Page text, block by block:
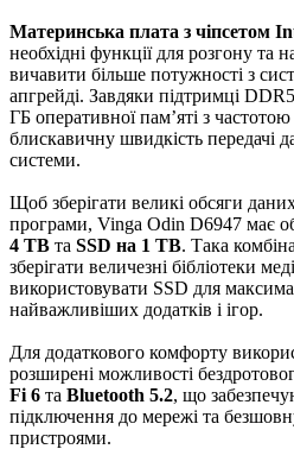
Материнська плата з чіпсетом
необхідні функції для розгону та
вичавити більше потужності з
апгрейді. Завдяки підтримці
ГБ оперативної пам’яті з
блискавичну швидкість передачі
системи.
Щоб зберігати великі обсяги
програми, Vinga Odin D6947 має
4 TB та SSD на 1 TB. Така
зберігати величезні бібліотеки
використовувати SSD для
найважливіших додатків і ігор.
Для додаткового комфорту
розширені можливості
Fi 6 та Bluetooth 5.2, що
підключення до мережі та
пристроями.